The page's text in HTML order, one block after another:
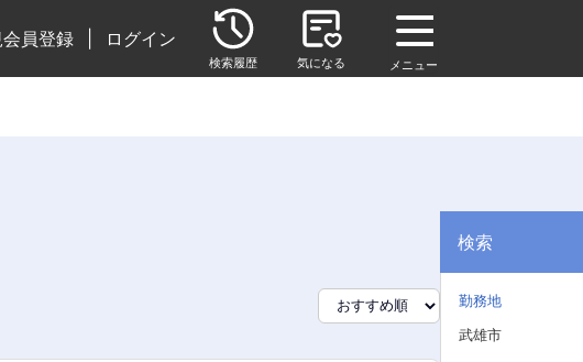
員登録 ログイン
検索履歴 気になる メニュー
検索
勤務地
武雄市